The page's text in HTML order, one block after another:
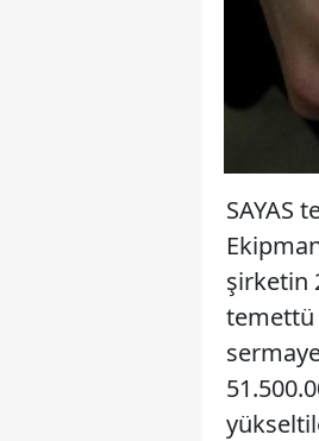
SAYAS
şirketin
temettü